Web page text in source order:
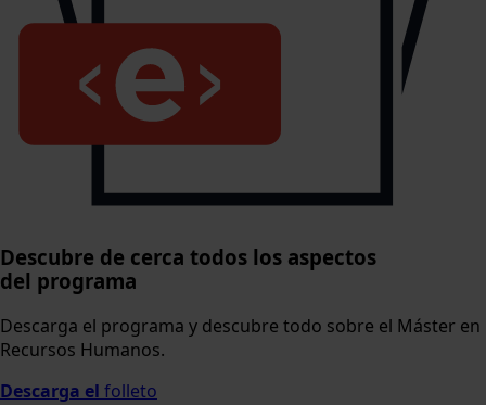
Descubre de cerca todos los aspectos
del programa
Descarga el programa y descubre todo sobre el Máster en
Recursos Humanos.
Descarga el folleto